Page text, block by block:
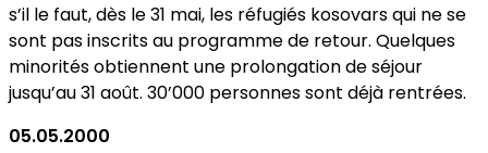
s’il le faut, dès le 31 mai, les réfugiés kosovars qui ne se
sont pas inscrits au programme de retour. Quelques
minorités obtiennent une prolongation de séjour
jusqu’au 31 août. 30’000 personnes sont déjà rentrées.
05.05.2000